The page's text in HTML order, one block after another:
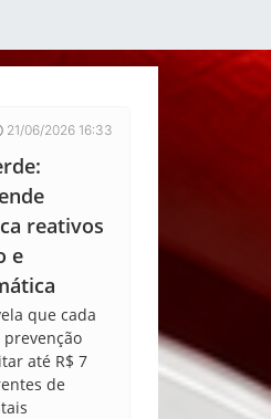
21/06/2026 16:33
reativos
e
que cada
prevenção
até R$ 7
de